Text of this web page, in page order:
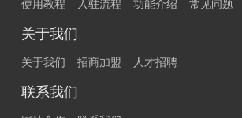
使用教程 入驻流程 功能介绍 常见问题
关于我们
关于我们 招商加盟 人才招聘
联系我们